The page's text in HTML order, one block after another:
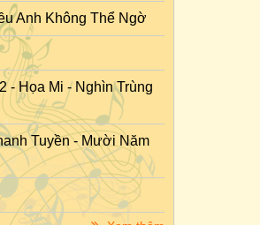
Anh Không Thể Ngờ
- Họa Mi - Nghìn Trùng
Tuyền - Mười Năm